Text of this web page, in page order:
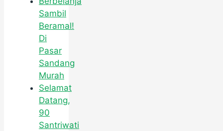
Sambil
Beramal!
Di
Pasar
Sandang
Murah
Selamat
Datang,
90
Santriwati